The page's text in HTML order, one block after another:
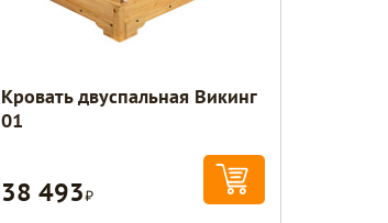
Кровать двуспальная Викинг
01
38 493Р